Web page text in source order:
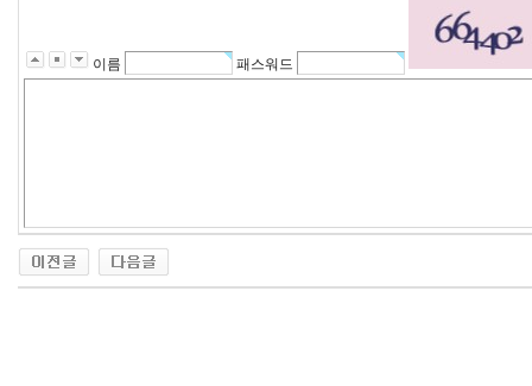
이름 패스워드